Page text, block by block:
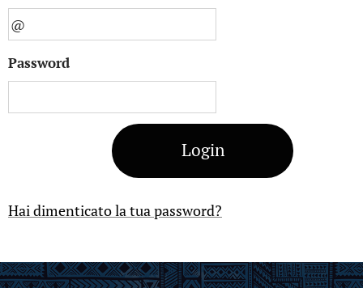
Password
Login
Hai dimenticato la tua password?